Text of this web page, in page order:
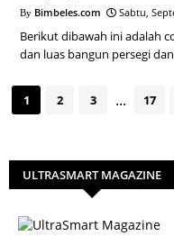
Bimbeles.com Sabtu,
Berikut dibawah ini adalah
dan luas bangun persegi
1 2 3 ... 17
ULTRASMART MAGAZINE